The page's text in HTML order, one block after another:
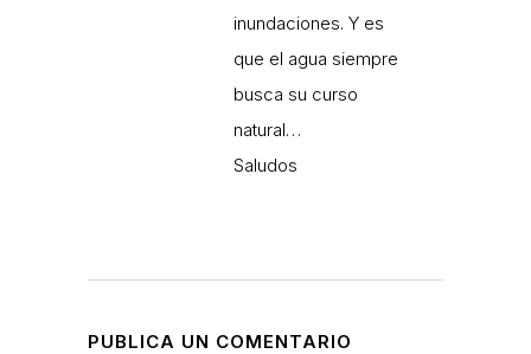
inundaciones. Y es
que el agua siempre
busca su curso
natural…
Saludos
PUBLICA UN COMENTARIO